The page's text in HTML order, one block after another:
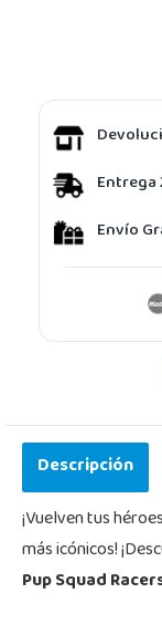
Entrega
Envío
Descripción
¡Vuelven tus
más icónicos!
Pup Squad